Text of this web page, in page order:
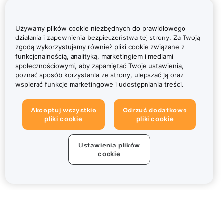
Używamy plików cookie niezbędnych do prawidłowego
działania i zapewnienia bezpieczeństwa tej strony. Za Twoją
zgodą wykorzystujemy również pliki cookie związane z
funkcjonalnością, analityką, marketingiem i mediami
społecznościowymi, aby zapamiętać Twoje ustawienia,
poznać sposób korzystania ze strony, ulepszać ją oraz
wspierać funkcje marketingowe i udostępniania treści.
Akceptuj wszystkie
pliki cookie
Odrzuć dodatkowe
pliki cookie
Ustawienia plików
cookie